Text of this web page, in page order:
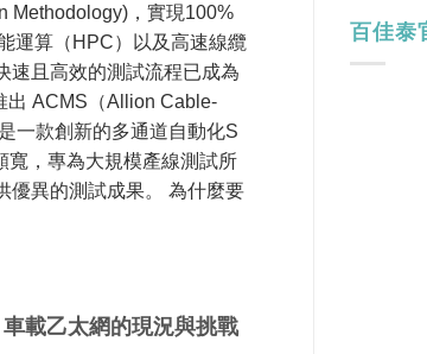
Methodology)，實現100%
運算（HPC）以及高速線纜
速且高效的測試流程已成為
出 ACMS（Allion Cable-
一款創新的多通道自動化S
寬，專為大規模產線測試所
優異的測試成果。 為什麼要
載乙太網的現況與挑戰
百佳泰